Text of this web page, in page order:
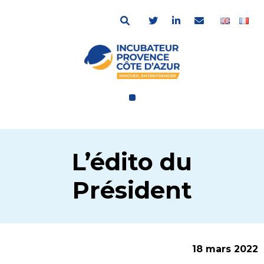
L’édito du
Président
18 mars 2022